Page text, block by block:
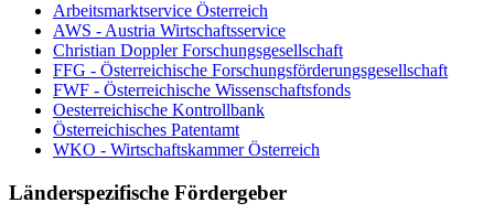
Arbeitsmarktservice Österreich
AWS - Austria Wirtschaftsservice
Christian Doppler Forschungsgesellschaft
FFG - Österreichische Forschungs­förderungs­gesellschaft
FWF - Österreichische Wissenschaftsfonds
Oesterreichische Kontrollbank
Österreichisches Patentamt
WKO - Wirtschaftskammer Österreich
Länderspezifische Fördergeber